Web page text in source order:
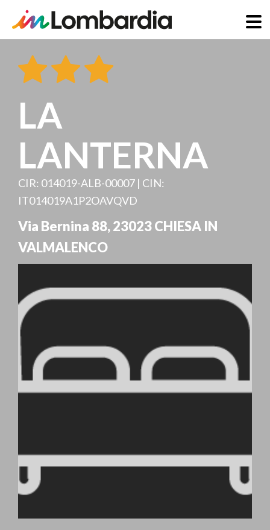
contenuto
LA
LANTERNA
CIR: 014019-ALB-00007 | CIN:
IT014019A1P2OAVQVD
Via Bernina 88,23023CHIESA IN
VALMALENCO